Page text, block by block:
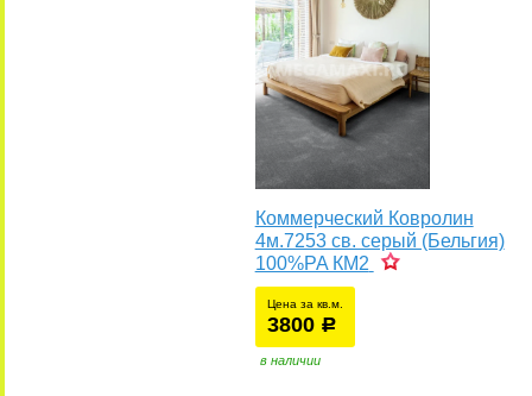
Коммерческий Ковролин
4м.7253 св. серый (Бельгия)
100%PA КМ2
Цена за кв.м.
3800 р
в наличии